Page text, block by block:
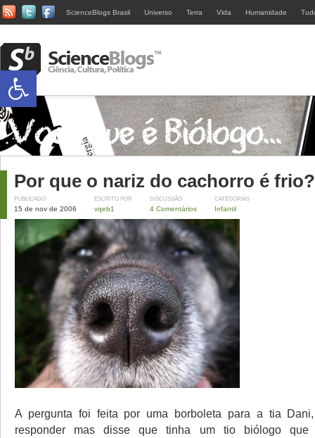
ScienceBlogs Brasil Universo Terra Vida Humanidade
Por que o nariz do cachorro é frio?
PUBLICADO
15 de nov de 2006
ESCRITO POR
vqeb1
DISCUSSÃO
4 Comentários
CATEGORIAS
Infantil
A pergunta foi feita por uma borboleta para a tia
responder mas disse que tinha um tio biólogo que
Abrir a barra de ferramentas